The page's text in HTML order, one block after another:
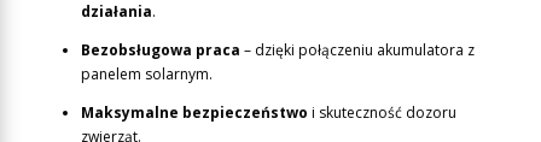
działania.
Bezobsługowa praca – dzięki połączeniu akumulatora z
panelem solarnym.
Maksymalne bezpieczeństwo i skuteczność dozoru
zwierząt.